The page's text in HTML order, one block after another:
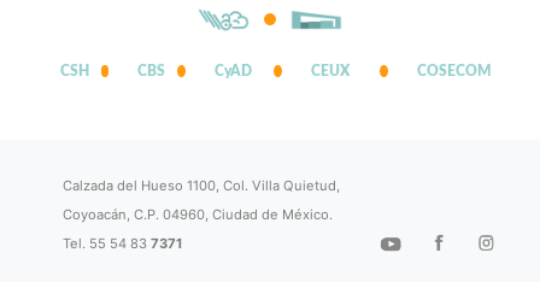
CSH CBS CyAD CEUX COSECOM
Calzada del Hueso 1100, Col. Villa Quietud,
Coyoacán, C.P. 04960, Ciudad de México.
Tel. 55 54 837371